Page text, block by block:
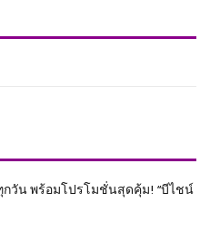
วัน พร้อมโปรโมชั่นสุดคุ้ม! “บีไชน์